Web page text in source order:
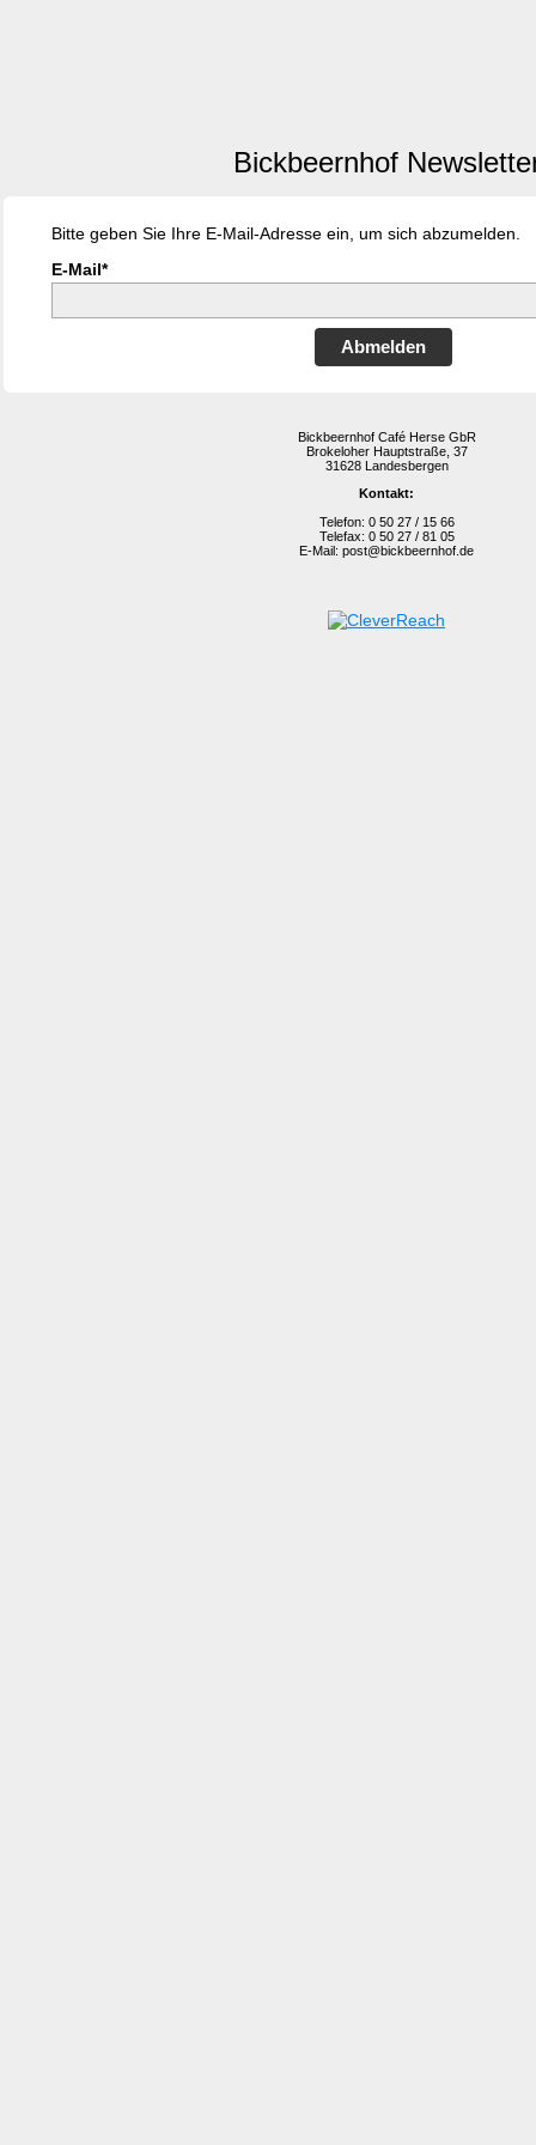
Bickbeernhof
Bitte geben Sie Ihre E-Mail-Adresse ein, um sich abzumelden.
E-Mail*
Abmelden
Bickbeernhof Café Herse GbR
Brokeloher Hauptstraße, 37
31628 Landesbergen
Kontakt:
Telefon: 0 50 27 / 15 66
Telefax: 0 50 27 / 81 05
E-Mail: post@bickbeernhof.de